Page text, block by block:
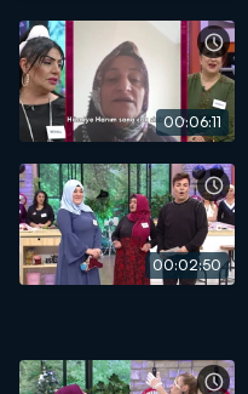
00:06:11
00:02:50